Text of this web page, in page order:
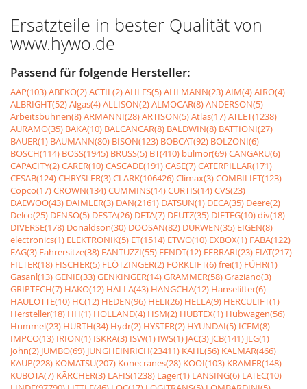
Ersatzteile in bester Qualität von
www.hywo.de
Passend für folgende Hersteller:
AAP(103)ABEKO(2)ACTIL(2)AHLES(5)AHLMANN(23)AIM(4)AIRO(4)
ALBRIGHT(52)Algas(4)ALLISON(2)ALMOCAR(8)ANDERSON(5)
Arbeitsbühnen(8)ARMANNI(28)ARTISON(5)Atlas(17)ATLET(1238)
AURAMO(35) BAKA(10) BALCANCAR(8) BALDWIN(8) BATTIONI(27)
BAUER(1) BAUMANN(80) BISON(123) BOBCAT(92) BOLZONI(6)
BOSCH(114) BOSS(1945) BRUSS(5) BT(410) bulmor(69)CANGARU(6)
CAPACITY(2)CARER(10)CASCADE(191)CASE(7)CATERPILLAR(171)
CESAB(124)CHRYSLER(3)CLARK(106426)Climax(3)COMBILIFT(123)
Copco(17)CROWN(134)CUMMINS(14)CURTIS(14)CVS(23)
DAEWOO(43) DAIMLER(3) DAN(2161) DATSUN(1) DECA(35) Deere(2)
Delco(25) DENSO(5) DESTA(26) DETA(7) DEUTZ(35) DIETEG(10)div(18)
DIVERSE(178) Donaldson(30) DOOSAN(82) DURWEN(35) EIGEN(8)
electronics(1) ELEKTRONIK(5) ET(1514) ETWO(10) EXBOX(1) FABA(122)
FAG(3) Fahrersitze(38) FANTUZZI(55) FENDT(12) FERRARI(23) FIAT(217)
FILTER(18) FISCHER(5) FLÖTZINGER(2) FORKLIFT(6)frei(1) FÜHR(1)
Gasanl(13)GENIE(33)GENKINGER(14)GRAMMER(58)Graziano(3)
GRIPTECH(7) HAKO(12) HALLA(43) HANGCHA(12) Hanselifter(6)
HAULOTTE(10) HC(12) HEDEN(96) HELI(26) HELLA(9) HERCULIFT(1)
Hersteller(18) HH(1) HOLLAND(4) HSM(2) HUBTEX(1) Hubwagen(56)
Hummel(23) HURTH(34) Hydr(2) HYSTER(2) HYUNDAI(5) ICEM(8)
IMPCO(13) IRION(1) ISKRA(3) ISW(1) IWS(1) JAC(3) JCB(141) JLG(1)
John(2) JUMBO(69) JUNGHEINRICH(23411) KAHL(56) KALMAR(466)
KAUP(228) KOMATSU(207) Konecranes(28) KOOI(103) KRAMER(148)
KUBOTA(7) KÃRCHER(3) LAFIS(1238) Lager(1) LANSING(6) LATEC(10)